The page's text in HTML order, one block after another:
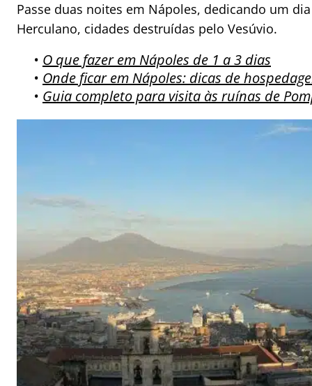
Passe duas noites em Nápoles, dedicando um
Herculano, cidades destruídas pelo Vesúvio.
• O que fazer em Nápoles de 1 a 3 dias
• Onde ficar em Nápoles: dicas de
• Guia completo para visita às ruínas de